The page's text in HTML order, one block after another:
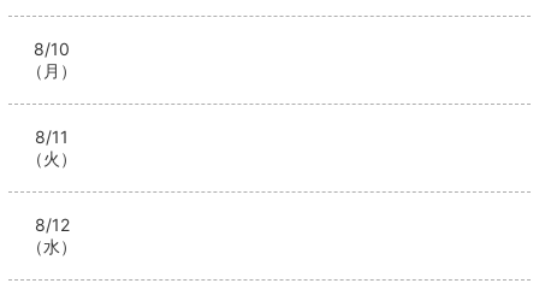
8/10
（月）
8/11
（火）
8/12
（水）